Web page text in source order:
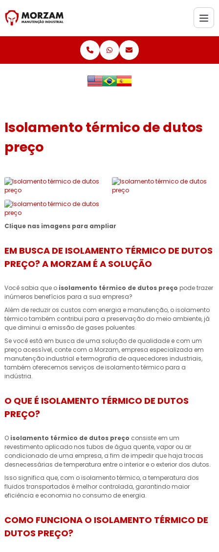
Isolamento térmico de dutos
preço
Clique nas imagens para ampliar
EM BUSCA DE ISOLAMENTO TÉRMICO DE DUTOS
PREÇO? A MORZAM É A SOLUÇÃO
Você sabia que o isolamento térmico de dutos preço pode trazer
inúmeros benefícios para a sua empresa?
Além de reduzir os custos com energia e manutenção, o isolamento
térmico também contribui para a preservação do meio ambiente, já
que diminui a emissão de gases poluentes.
Se você está em busca de uma solução de qualidade e com um
preço acessível, conte com a Morzam, empresa especializada em
manutenção industrial e termografia de aquecedores industriais,
também oferecemos serviços de isolamento térmico para a
indústria.
O QUE É ISOLAMENTO TÉRMICO DE DUTOS
PREÇO?
O isolamento térmico de dutos preço consiste em um
revestimento aplicado nos tubos de água quente, vapor ou ar
condicionado de uma empresa, a fim de impedir que haja trocas
desnecessárias de temperatura entre o interior e o exterior dos dutos.
Isso significa que, com o isolamento térmico, a temperatura dos
fluidos transportados é melhor controlada, garantindo maior
eficiência e economia no consumo de energia.
COMO FUNCIONA O ISOLAMENTO TÉRMICO DE
DUTOS PREÇO?